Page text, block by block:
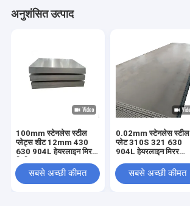
अनुशंसित उत्पाद
100mm स्टेनलेस स्टील
प्लेट्स शीट 12mm 430
630 904L हेयरलाइन मिरर
सबसे अच्छी कीमत
0.02mm स्टेनलेस स्टील
प्लेट 310S 321 630
904L हेयरलाइन मिरर
सबसे अच्छी कीमत